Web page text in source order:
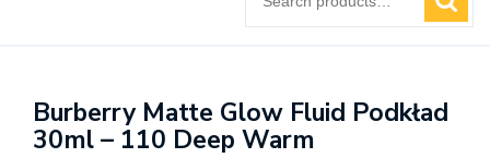
for:
Burberry Matte Glow Fluid Podkład
30ml – 110 Deep Warm